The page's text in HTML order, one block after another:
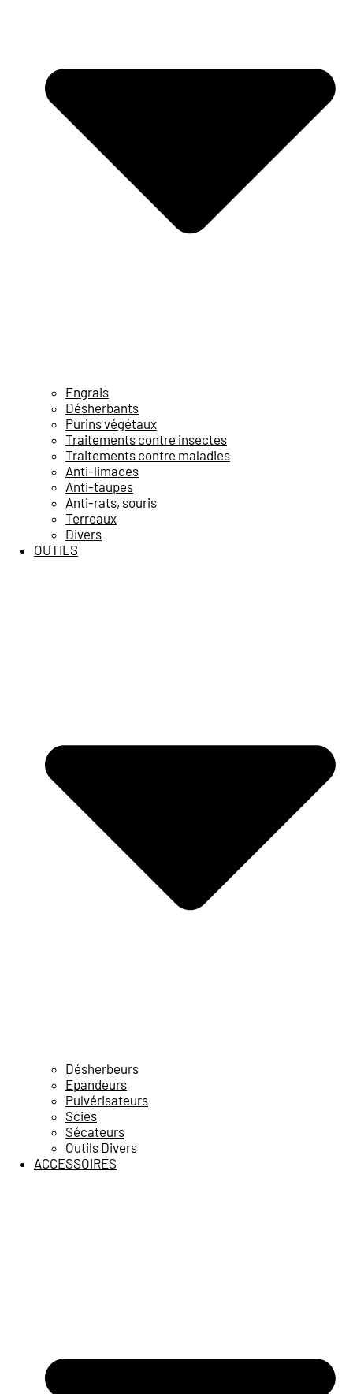
Engrais
Désherbants
Purins végétaux
Traitements contre insectes
Traitements contre maladies
Anti-limaces
Anti-taupes
Anti-rats, souris
Terreaux
Divers
OUTILS
Désherbeurs
Epandeurs
Pulvérisateurs
Scies
Sécateurs
Outils Divers
ACCESSOIRES